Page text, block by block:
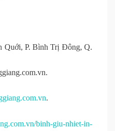
Quới, P. Bình Trị Đông, Q.
.
binh-giu-nhiet-in-